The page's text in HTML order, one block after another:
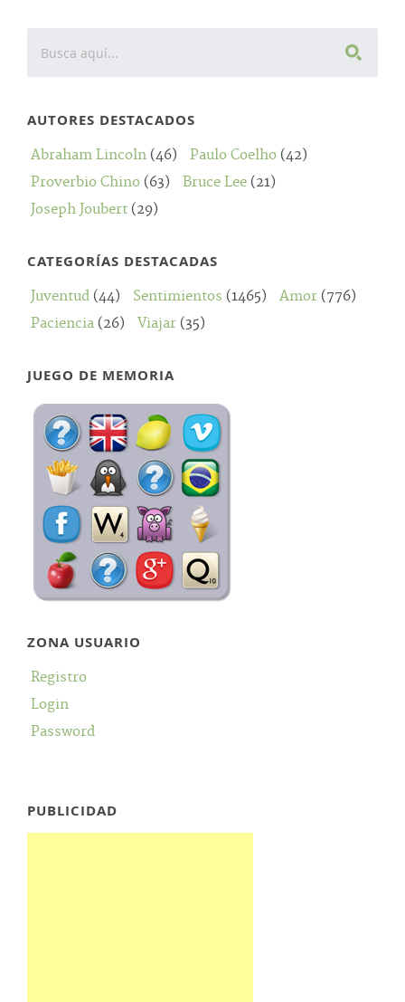
AUTORES DESTACADOS
Abraham Lincoln (46) Paulo Coelho (42)
Proverbio Chino (63) Bruce Lee (21)
Joseph Joubert (29)
CATEGORÍAS DESTACADAS
Juventud (44) Sentimientos (1465) Amor (776)
Paciencia (26) Viajar (35)
JUEGO DE MEMORIA
ZONA USUARIO
Registro
Login
Password
PUBLICIDAD